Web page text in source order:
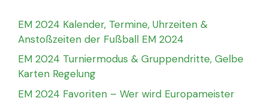
EM 2024 Kalender, Termine, Uhrzeiten &
Anstoßzeiten der Fußball EM 2024
EM 2024 Turniermodus & Gruppendritte, Gelbe
Karten Regelung
EM 2024 Favoriten – Wer wird Europameister